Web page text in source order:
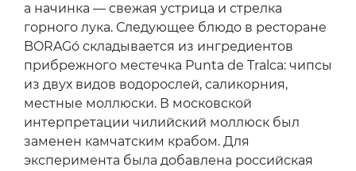
а начинка — свежая устрица и стрелка
горного лука. Следующее блюдо в ресторане
BORAGó складывается из ингредиентов
прибрежного местечка Punta de Tralca: чипсы
из двух видов водорослей, саликорния,
местные моллюски. В московской
интерпретации чилийский моллюск был
заменен камчатским крабом. Для
эксперимента была добавлена российская